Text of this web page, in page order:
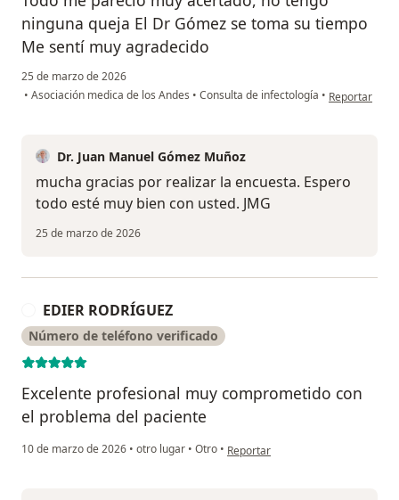
ninguna queja El Dr Gómez se toma su tiempo
Me sentí muy agradecido
25 de marzo de 2026
• Asociación medica de los Andes • Consulta de infectología • en opinión
Reportar
Dr. Juan Manuel Gómez Muñoz
mucha gracias por realizar la encuesta. Espero
todo esté muy bien con usted. JMG
25 de marzo de 2026
EDIER RODRÍGUEZ
Número de teléfono verificado
Excelente profesional muy comprometido con
el problema del paciente
10 de marzo de 2026 • otro lugar • Otro • en opinión del usuario EDIER
Reportar